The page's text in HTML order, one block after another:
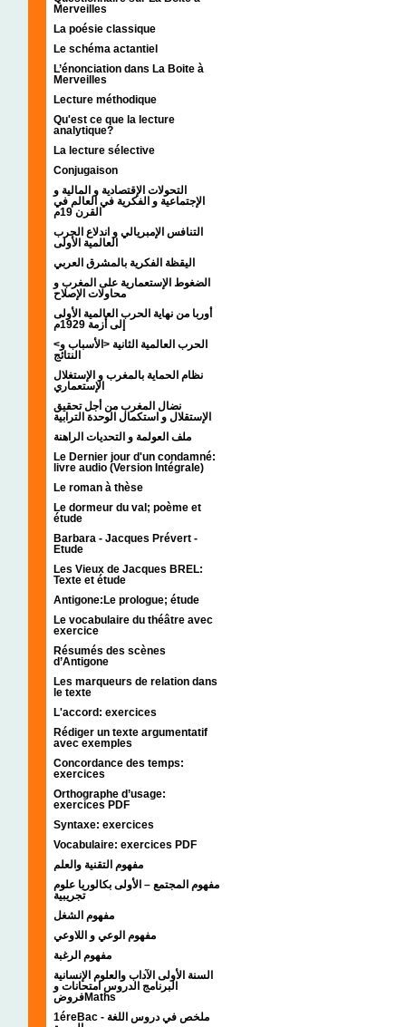
Merveilles
La poésie classique
Le schéma actantiel
L’énonciation dans La Boite à
Merveilles
Lecture méthodique
Qu'est ce que la lecture
analytique?
La lecture sélective
Conjugaison
التحولات الإقتصادية و المالية و
الإجتماعية و الفكرية في العالم في
القرن 19م
التنافس الإمبريالي و اندلاع الحرب
العالمية الأولى
اليقظة الفكرية بالمشرق العربي
الضغوط الإستعمارية على المغرب و
محاولات الإصلاح
أوربا من نهاية الحرب العالمية الأولى
إلى أزمة 1929م
<الحرب العالمية الثانية <الأسباب و
النتائج
نظام الحماية بالمغرب و الإستغلال
الإستعماري
نضال المغرب من أجل تحقيق
الإستقلال و استكمال الوحدة الترابية
ملف العولمة و التحديات الراهنة
Le Dernier jour d'un condamné:
livre audio (Version Intégrale)
Le roman à thèse
Le dormeur du val; poème et
étude
Barbara - Jacques Prévert -
Etude
Les Vieux de Jacques BREL:
Texte et étude
Antigone:Le prologue; étude
Le vocabulaire du théâtre avec
exercice
Résumés des scènes
d’Antigone
Les marqueurs de relation dans
le texte
L'accord: exercices
Rédiger un texte argumentatif
avec exemples
Concordance des temps:
exercices
Orthographe d’usage:
exercices PDF
Syntaxe: exercices
Vocabulaire: exercices PDF
مفهوم التقنية والعلم
مفهوم المجتمع – الأولى بكالوريا علوم
تجريبية
مفهوم الشغل
مفهوم الوعي و اللاوعي
مفهوم الرغبة
السنة الأولى الآداب والعلوم الإنسانية
البرنامج الدروس امتحانات و
فروضMaths
1éreBac - ملخص في دروس اللغة